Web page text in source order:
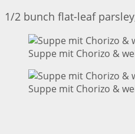
1/2 bunch flat-leaf
Suppe mit Chorizo &
Suppe mit Chorizo &